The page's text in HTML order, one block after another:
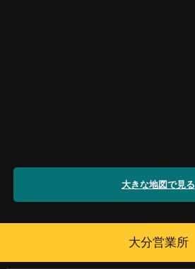
大きな地図で見る
大分営業所